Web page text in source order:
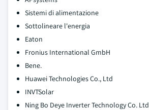
Sistemi di alimentazione
Sottolineare l'energia
Eaton
Fronius International GmbH
Bene.
Huawei Technologies Co., Ltd
INVTSolar
Ning Bo Deye Inverter Technology Co. Ltd